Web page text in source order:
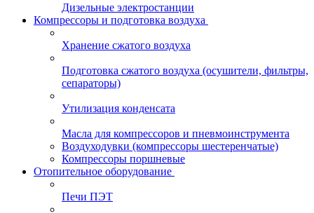
Дизельные электростанции
Компрессоры и подготовка воздуха
Хранение сжатого воздуха
Подготовка сжатого воздуха (осушители, фильтры,
сепараторы)
Утилизация конденсата
Масла для компрессоров и пневмоинструмента
Воздуходувки (компрессоры шестеренчатые)
Компрессоры поршневые
Отопительное оборудование
Печи ПЭТ